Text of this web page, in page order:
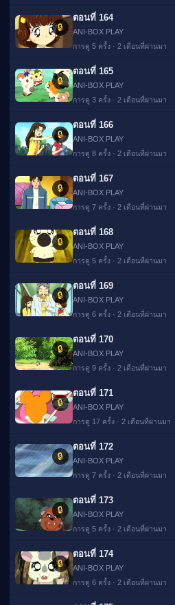
🔒
ตอนที่ 164
ANI-BOX PLAY
การดู 5 ครั้ง · 2 เดือนที่ผ่านมา
🔒
ตอนที่ 165
ANI-BOX PLAY
การดู 3 ครั้ง · 2 เดือนที่ผ่านมา
🔒
ตอนที่ 166
ANI-BOX PLAY
การดู 8 ครั้ง · 2 เดือนที่ผ่านมา
🔒
ตอนที่ 167
ANI-BOX PLAY
การดู 7 ครั้ง · 2 เดือนที่ผ่านมา
🔒
ตอนที่ 168
ANI-BOX PLAY
การดู 5 ครั้ง · 2 เดือนที่ผ่านมา
🔒
ตอนที่ 169
ANI-BOX PLAY
การดู 6 ครั้ง · 2 เดือนที่ผ่านมา
🔒
ตอนที่ 170
ANI-BOX PLAY
การดู 9 ครั้ง · 2 เดือนที่ผ่านมา
🔒
ตอนที่ 171
ANI-BOX PLAY
การดู 17 ครั้ง · 2 เดือนที่ผ่านมา
🔒
ตอนที่ 172
ANI-BOX PLAY
การดู 7 ครั้ง · 2 เดือนที่ผ่านมา
🔒
ตอนที่ 173
ANI-BOX PLAY
การดู 5 ครั้ง · 2 เดือนที่ผ่านมา
🔒
ตอนที่ 174
ANI-BOX PLAY
การดู 6 ครั้ง · 2 เดือนที่ผ่านมา
🌐 View this
site in
English?